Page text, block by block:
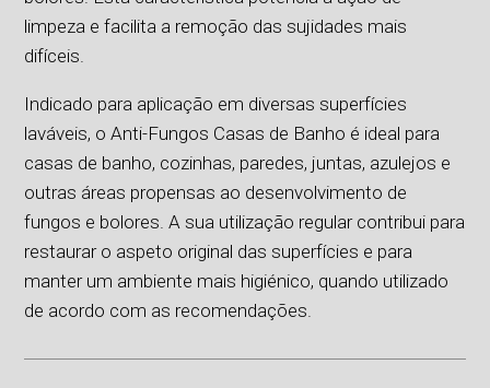
limpeza e facilita a remoção das sujidades mais
difíceis.
Indicado para aplicação em diversas superfícies
laváveis, o Anti-Fungos Casas de Banho é ideal para
casas de banho, cozinhas, paredes, juntas, azulejos e
outras áreas propensas ao desenvolvimento de
fungos e bolores. A sua utilização regular contribui para
restaurar o aspeto original das superfícies e para
manter um ambiente mais higiénico, quando utilizado
de acordo com as recomendações.